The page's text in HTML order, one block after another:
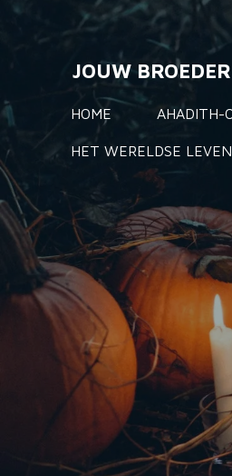
hoofdinhoud
JOUW BROEDER
HOME AHADITH-
HET WERELDSE LEVEN